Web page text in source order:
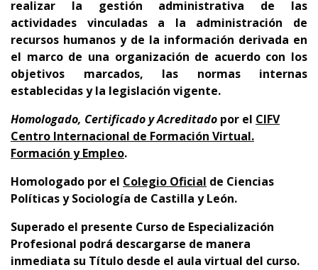
realizar la gestión administrativa de las
actividades vinculadas a la administración de
recursos humanos y de la información derivada en
el marco de una organización de acuerdo con los
objetivos marcados, las normas internas
establecidas y la legislación vigente.
Homologado, Certificado y Acreditado por el CIFV
Centro Internacional de Formación Virtual.
Formación y Empleo.
Homologado por el Colegio Oficial de Ciencias
Políticas y Sociología de Castilla y León.
Superado el presente Curso de Especialización
Profesional podrá descargarse de manera
inmediata su Título desde el aula virtual del curso.